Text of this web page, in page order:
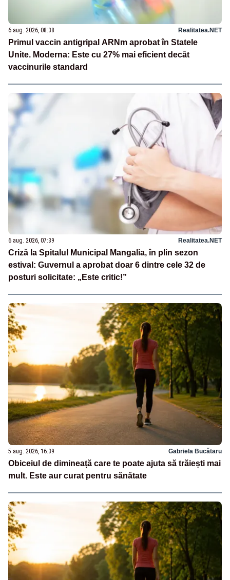
6 aug. 2026, 08:38 Realitatea.NET
Primul vaccin antigripal ARNm aprobat în Statele
Unite. Moderna: Este cu 27% mai eficient decât
vaccinurile standard
6 aug. 2026, 07:39 Realitatea.NET
Criză la Spitalul Municipal Mangalia, în plin sezon
estival: Guvernul a aprobat doar 6 dintre cele 32 de
posturi solicitate: „Este critic!”
5 aug. 2026, 16:39 Gabriela Bucătaru
Obiceiul de dimineață care te poate ajuta să trăiești mai
mult. Este aur curat pentru sănătate